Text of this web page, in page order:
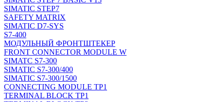
SIMATIC STEP7
SAFETY MATRIX
SIMATIC D7-SYS
S7-400
МОДУЛЬНЫЙ ФРОНТШТЕКЕР
FRONT CONNECTOR MODULE W
SIMATC S7-300
SIMATIC S7-300/400
SIMATIC S7-300/1500
CONNECTING MODULE TP1
TERMINAL BLOCK TP1